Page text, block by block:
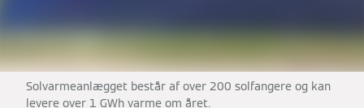
Solvarmeanlægget består af over 200 solfangere og kan
levere over 1 GWh varme om året.